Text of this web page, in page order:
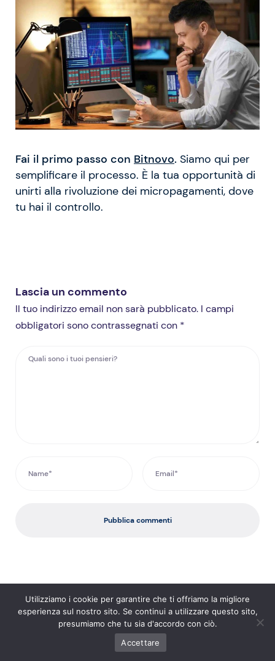
Fai il primo passo con Bitnovo. Siamo qui per
semplificare il processo. È la tua opportunità di
unirti alla rivoluzione dei micropagamenti, dove
tu hai il controllo.
Lascia un commento
Il tuo indirizzo email non sarà pubblicato. I campi
obbligatori sono contrassegnati con *
Pubblica commenti
Iscriviti alla nostra Newsletter!
Ricevi le ultime notizie sulle criptovalute e gli
Utilizziamo i cookie per garantire che ti offriamo la migliore
esperienza sul nostro sito. Se continui a utilizzare questo sito,
presumiamo che tu sia d'accordo con ciò.
Accettare